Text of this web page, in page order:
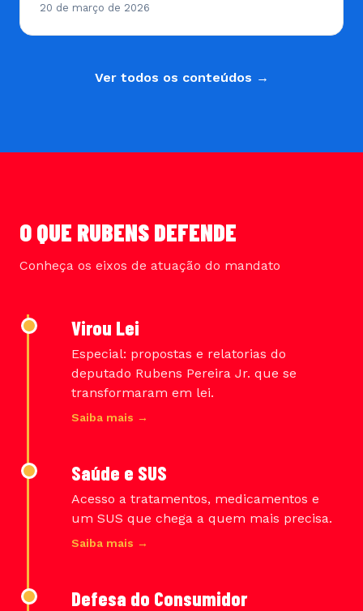
20 de março de 2026
Ver todos os conteúdos →
O QUE RUBENS DEFENDE
Conheça os eixos de atuação do mandato
Virou Lei
Especial: propostas e relatorias do
deputado Rubens Pereira Jr. que se
transformaram em lei.
Saiba mais →
Saúde e SUS
Acesso a tratamentos, medicamentos e
um SUS que chega a quem mais precisa.
Saiba mais →
Defesa do Consumidor